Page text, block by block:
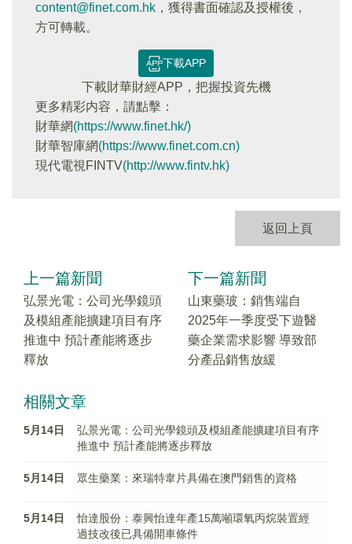
content@finet.com.hk ，獲得書面確認及授權後，
方可轉載。
下載APP
下載財華財經APP，把握投資先機
更多精彩内容，請點擊：
財華網(https://www.finet.hk/)
財華智庫網(https://www.finet.com.cn)
現代電視FINTV(http://www.fintv.hk)
返回上頁
上一篇新聞
弘景光電：公司光學鏡頭
及模組產能擴建項目有序
推進中 預計產能將逐步
釋放
下一篇新聞
山東藥玻：銷售端自
2025年一季度受下遊醫
藥企業需求影響 導致部
分產品銷售放緩
相關文章
5月14日
弘景光電：公司光學鏡頭及模組產能擴建項目有序
推進中 預計產能將逐步釋放
5月14日 眾生藥業：來瑞特韋片具備在澳門銷售的資格
5月14日
怡達股份：泰興怡達年產15萬噸環氧丙烷裝置經
過技改後已具備開車條件